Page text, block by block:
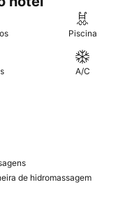
Piscina
A/C
de hidromassagem